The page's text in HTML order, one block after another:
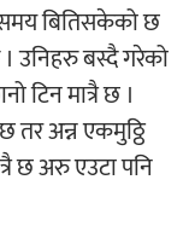
बितिसकेको छ
उनिहरु बस्दै गरेको
टिन मात्रै छ ।
अन्न एकमुठ्ठि
छ अरु एउटा पनि